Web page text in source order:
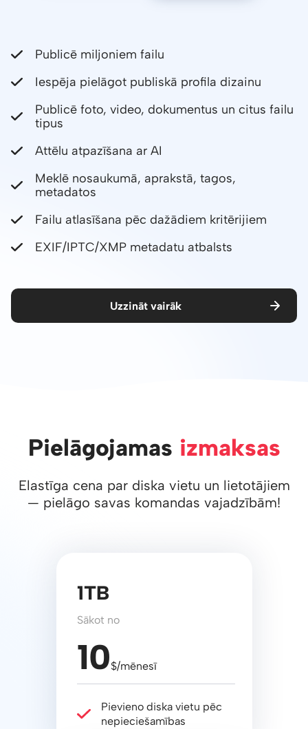
Publicē miljoniem failu
Iespēja pielāgot publiskā profila dizainu
Publicē foto, video, dokumentus un citus failu
tipus
Attēlu atpazīšana ar AI
Meklē nosaukumā, aprakstā, tagos,
metadatos
Failu atlasīšana pēc dažādiem kritērijiem
EXIF/IPTC/XMP metadatu atbalsts
Uzzināt vairāk
Pielāgojamas izmaksas
Elastīga cena par diska vietu un lietotājiem
— pielāgo savas komandas vajadzībām!
1TB
Sākot no
10$/mēnesī
Pievieno diska vietu pēc
nepieciešamības